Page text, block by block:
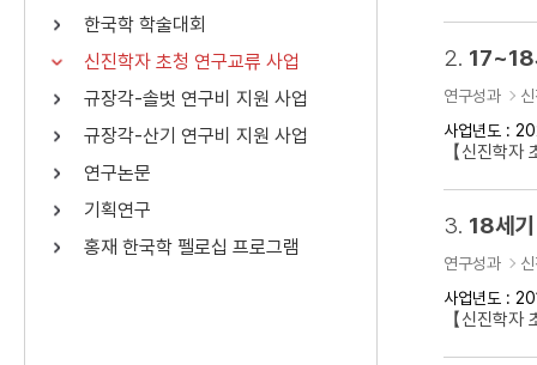
AND
OR 정조 OR 정약용 “정조” 또는 “
료를 검색
한국학 학술대회
신진학자 초청 연구교류 사업
규장각-솔벗 연구비 지원 사업
규장각-산기 연구비 지원 사업
연구논문
기획연구
홍재 한국학 펠로십 프로그램
2. 17~18
연구성과
사업년도 :
【신진학
3. 18세기
연구성과
사업년도 :
【신진학